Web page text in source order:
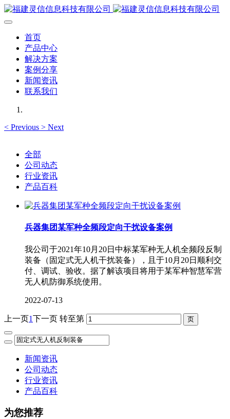
首页
产品中心
解决方案
案例分享
新闻资讯
联系我们
< Previous > Next
全部
公司动态
行业资讯
产品百科
兵器集团某军种全频段定向干扰设备案例
​我公司于2021年10月20日中标某军种无人机全频段反制
装备（固定式无人机干扰装备），且于10月20日顺利交
付、调试、验收。据了解该项目将用于某军种智慧军营
无人机防御系统使用。
2022-07-13
上一页1下一页 转至第
新闻资讯
公司动态
行业资讯
产品百科
为您推荐